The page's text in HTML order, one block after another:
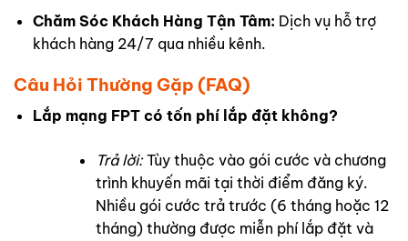
Chăm Sóc Khách Hàng Tận Tâm: Dịch vụ hỗ trợ
khách hàng 24/7 qua nhiều kênh.
Câu Hỏi Thường Gặp (FAQ)
Lắp mạng FPT có tốn phí lắp đặt không?
Trả lời:Tùy thuộc vào gói cước và chương
trình khuyến mãi tại thời điểm đăng ký.
Nhiều gói cước trả trước (6 tháng hoặc 12
tháng) thường được miễn phí lắp đặt và